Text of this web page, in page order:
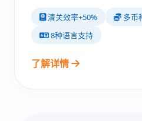
清关效率+50%
多币
8种语言支持
了解详情